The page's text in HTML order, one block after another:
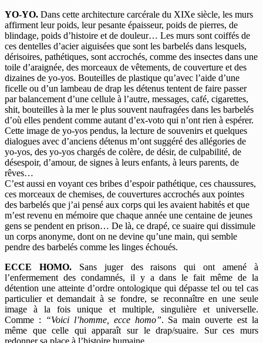
YO-YO. Dans cette architecture carcérale du XIXe siècle, les murs
affirment leur poids, leur pesante épaisseur, poids de pierres, de
blindage, poids d’histoire et de douleur… Les murs sont coiffés de
ces dentelles d’acier aiguisées que sont les barbelés dans lesquels,
dérisoires, pathétiques, sont accrochés, comme des insectes dans une
toile d’araignée, des morceaux de vêtements, de couverture et des
dizaines de yo-yos. Bouteilles de plastique qu’avec l’aide d’une
ficelle ou d’un lambeau de drap les détenus tentent de faire passer
par balancement d’une cellule à l’autre, messages, café, cigarettes,
shit, bouteilles à la mer le plus souvent naufragées dans les barbelés
d’où elles pendent comme autant d’ex-voto qui n’ont rien à espérer.
Cette image de yo-yos pendus, la lecture de souvenirs et quelques
dialogues avec d’anciens détenus m’ont suggéré des allégories de
yo-yos, des yo-yos chargés de colère, de désir, de culpabilité, de
désespoir, d’amour, de signes à leurs enfants, à leurs parents, de
rêves…
C’est aussi en voyant ces bribes d’espoir pathétique, ces chaussures,
ces morceaux de chemises, de couvertures accrochés aux pointes
des barbelés que j’ai pensé aux corps qui les avaient habités et que
m’est revenu en mémoire que chaque année une centaine de jeunes
gens se pendent en prison… De là, ce drapé, ce suaire qui dissimule
un corps anonyme, dont on ne devine qu’une main, qui semble
pendre des barbelés comme les linges échoués.
ECCE HOMO.Sans juger des raisons qui ont amené à
l’enfermement des condamnés, il y a dans le fait même de la
détention une atteinte d’ordre ontologique qui dépasse tel ou tel cas
particulier et demandait à se fondre, se reconnaître en une seule
image à la fois unique et multiple, singulière et universelle.
Comme : “Voici l’homme, ecce homo”. Sa main ouverte est la
même que celle qui apparaît sur le drap/suaire. Sur ces murs
redonner sa place à l’histoire humaine.